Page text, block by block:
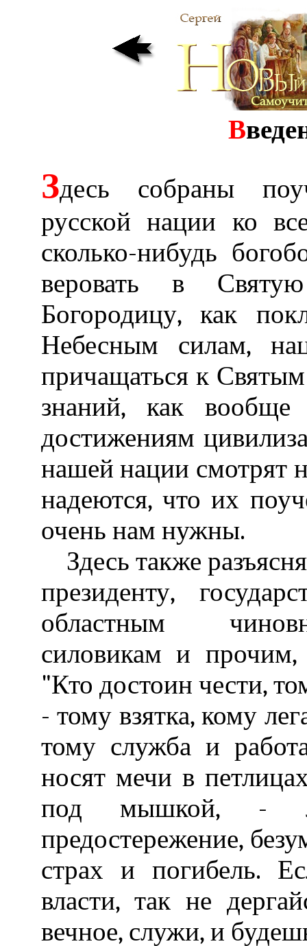
В
Здесь собраны
русской нации ко
сколько-нибудь
веровать в
Богородицу, как
Небесным силам,
причащаться к
знаний, как вообще
достижениям
нашей нации смотрят
надеются, что их
очень нам нужны.
Здесь также
президенту,
областным
силовикам и прочим,
"Кто достоин чести,
- тому взятка, кому
тому служба и
носят мечи в
под мышкой, -
предостережение,
страх и погибель.
власти, так не
вечное, служи, и